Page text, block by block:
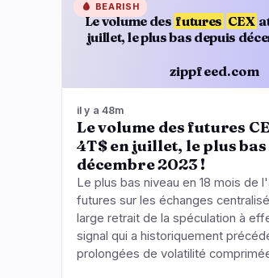
Le volume des futures CEX
juillet, le plus bas depuis
zippfeed.com
🩸 BEARISH
il y a 48m
Le volume des futures
4T$ en juillet, le plus
décembre 2023 !
Le plus bas niveau en 18 mois de
futures sur les échanges
large retrait de la spéculation à
signal qui a historiquement
prolongées de volatilité